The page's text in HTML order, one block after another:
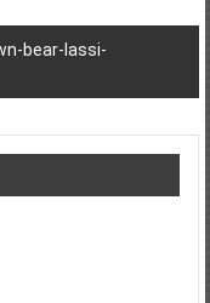
bear-lassi-